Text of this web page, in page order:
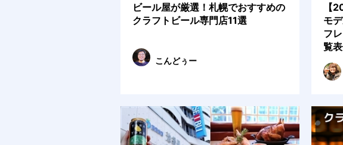
ビール屋が厳選！札幌でおすすめの
クラフトビール専門店11選
こんどぅー
【
モ
フ
覧